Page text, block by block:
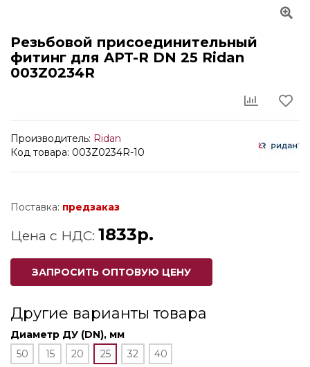
Резьбовой присоединительный
фитинг для APT-R DN 25 Ridan
003Z0234R
Производитель: Ridan
Код товара: 003Z0234R-10
Поставка: предзаказ
Цена с НДС: 1833р.
ЗАПРОСИТЬ ОПТОВУЮ ЦЕНУ
Другие варианты товара
Диаметр ДУ (DN), мм
50
15 20 25 32 40